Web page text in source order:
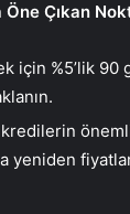
Çıkan
için %5’lik 90
önemli
yeniden